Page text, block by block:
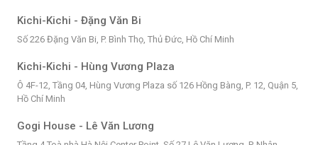
Kichi-Kichi - Đặng Văn Bi
Số 226 Đặng Văn Bi, P. Bình Thọ, Thủ Đức, Hồ Chí Minh
Kichi-Kichi - Hùng Vương Plaza
Ô 4F-12, Tầng 04, Hùng Vương Plaza số 126 Hồng Bàng, P. 12, Quận 5,
Hồ Chí Minh
Gogi House - Lê Văn Lương